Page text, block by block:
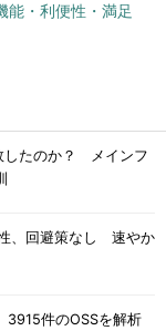
能・利便性・満足
したのか？ メインフ
、回避策なし 速やか
件のOSSを解析